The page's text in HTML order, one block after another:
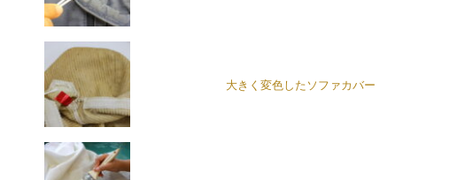
大きく変色したソファカバー